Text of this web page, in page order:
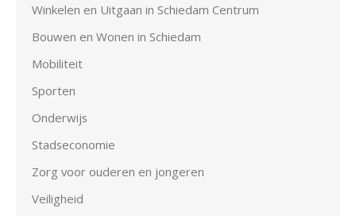
Winkelen en Uitgaan in Schiedam Centrum
Bouwen en Wonen in Schiedam
Mobiliteit
Sporten
Onderwijs
Stadseconomie
Zorg voor ouderen en jongeren
Veiligheid